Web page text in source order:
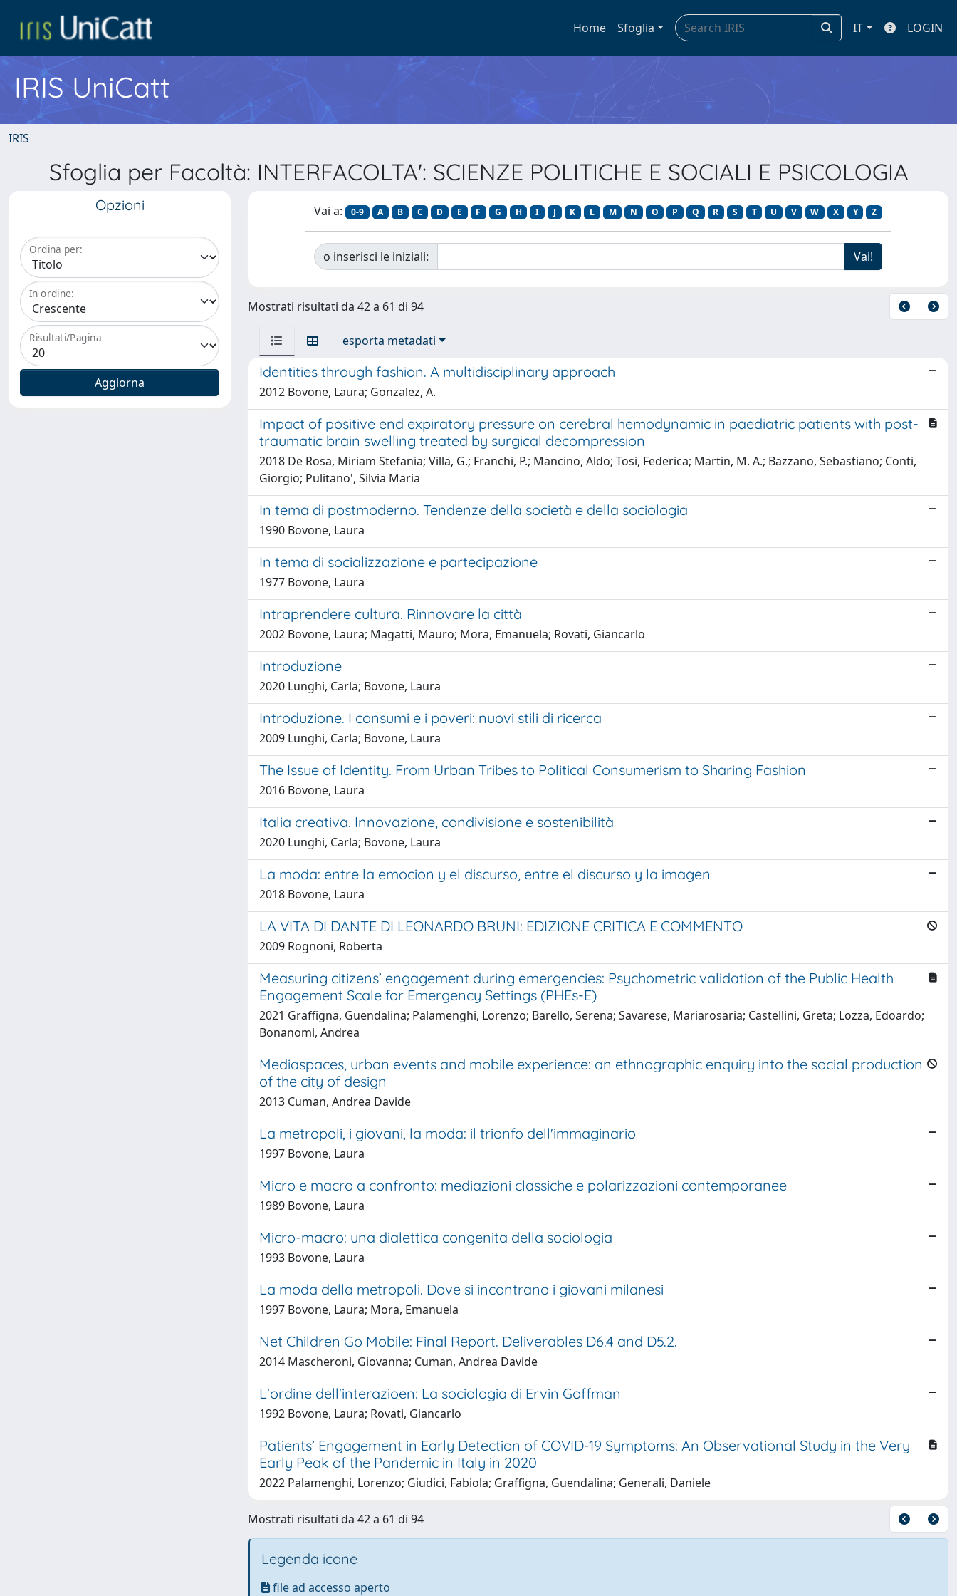
Home Sfoglia IT LOGIN
IRIS UniCatt
IRIS
Sfoglia per Facoltà: INTERFACOLTA': SCIENZE POLITICHE E SOCIALI E PSICOLOGIA
Opzioni
Ordina per:
In ordine:
Risultati/Pagina
Vai a: 0-9 A B C D E F G H I J K L M N O P Q R S T U V W X Y Z
o inserisci le iniziali:
Mostrati risultati da 42 a 61 di 94
esporta metadati
Identities through fashion. A multidisciplinary approach
2012 Bovone, Laura; Gonzalez, A.
Impact of positive end expiratory pressure on cerebral hemodynamic in paediatric patients with post-
traumatic brain swelling treated by surgical decompression
2018 De Rosa, Miriam Stefania; Villa, G.; Franchi, P.; Mancino, Aldo; Tosi, Federica; Martin, M. A.; Bazzano, Sebastiano; Conti,
Giorgio; Pulitano', Silvia Maria
In tema di postmoderno. Tendenze della società e della sociologia
1990 Bovone, Laura
In tema di socializzazione e partecipazione
1977 Bovone, Laura
Intraprendere cultura. Rinnovare la città
2002 Bovone, Laura; Magatti, Mauro; Mora, Emanuela; Rovati, Giancarlo
Introduzione
2020 Lunghi, Carla; Bovone, Laura
Introduzione. I consumi e i poveri: nuovi stili di ricerca
2009 Lunghi, Carla; Bovone, Laura
The Issue of Identity. From Urban Tribes to Political Consumerism to Sharing Fashion
2016 Bovone, Laura
Italia creativa. Innovazione, condivisione e sostenibilità
2020 Lunghi, Carla; Bovone, Laura
La moda: entre la emocion y el discurso, entre el discurso y la imagen
2018 Bovone, Laura
LA VITA DI DANTE DI LEONARDO BRUNI: EDIZIONE CRITICA E COMMENTO
2009 Rognoni, Roberta
Measuring citizens’ engagement during emergencies: Psychometric validation of the Public Health
Engagement Scale for Emergency Settings (PHEs-E)
2021 Graffigna, Guendalina; Palamenghi, Lorenzo; Barello, Serena; Savarese, Mariarosaria; Castellini, Greta; Lozza, Edoardo;
Bonanomi, Andrea
Mediaspaces, urban events and mobile experience: an ethnographic enquiry into the social production
of the city of design
2013 Cuman, Andrea Davide
La metropoli, i giovani, la moda: il trionfo dell'immaginario
1997 Bovone, Laura
Micro e macro a confronto: mediazioni classiche e polarizzazioni contemporanee
1989 Bovone, Laura
Micro-macro: una dialettica congenita della sociologia
1993 Bovone, Laura
La moda della metropoli. Dove si incontrano i giovani milanesi
1997 Bovone, Laura; Mora, Emanuela
Net Children Go Mobile: Final Report. Deliverables D6.4 and D5.2.
2014 Mascheroni, Giovanna; Cuman, Andrea Davide
L'ordine dell'interazioen: La sociologia di Ervin Goffman
1992 Bovone, Laura; Rovati, Giancarlo
Patients’ Engagement in Early Detection of COVID-19 Symptoms: An Observational Study in the Very
Early Peak of the Pandemic in Italy in 2020
2022 Palamenghi, Lorenzo; Giudici, Fabiola; Graffigna, Guendalina; Generali, Daniele
Mostrati risultati da 42 a 61 di 94
Legenda icone
file ad accesso aperto